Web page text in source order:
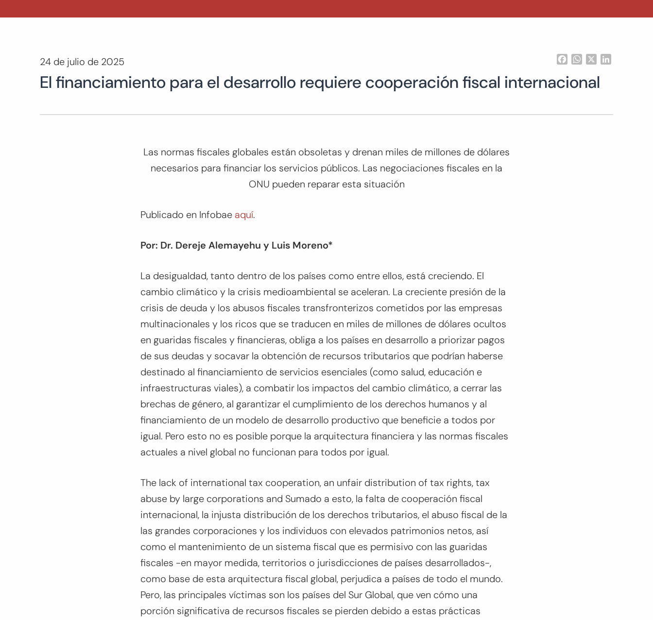
24 de julio de 2025 FacebookWhatsApp
El financiamiento para el desarrollo requiere cooperación fiscal internacional
Las normas fiscales globales están obsoletas y drenan miles de millones de dólares
necesarios para financiar los servicios públicos. Las negociaciones fiscales en la
ONU pueden reparar esta situación
Publicado en Infobae aquí.
Por: Dr. Dereje Alemayehu y Luis Moreno*
La desigualdad, tanto dentro de los países como entre ellos, está creciendo. El
cambio climático y la crisis medioambiental se aceleran. La creciente presión de la
crisis de deuda y los abusos fiscales transfronterizos cometidos por las empresas
multinacionales y los ricos que se traducen en miles de millones de dólares ocultos
en guaridas fiscales y financieras, obliga a los países en desarrollo a priorizar pagos
de sus deudas y socavar la obtención de recursos tributarios que podrían haberse
destinado al financiamiento de servicios esenciales (como salud, educación e
infraestructuras viales), a combatir los impactos del cambio climático, a cerrar las
brechas de género, al garantizar el cumplimiento de los derechos humanos y al
financiamiento de un modelo de desarrollo productivo que beneficie a todos por
igual. Pero esto no es posible porque la arquitectura financiera y las normas fiscales
actuales a nivel global no funcionan para todos por igual.
The lack of international tax cooperation, an unfair distribution of tax rights, tax
abuse by large corporations and Sumado a esto, la falta de cooperación fiscal
internacional, la injusta distribución de los derechos tributarios, el abuso fiscal de la
las grandes corporaciones y los individuos con elevados patrimonios netos, así
como el mantenimiento de un sistema fiscal que es permisivo con las guaridas
fiscales -en mayor medida, territorios o jurisdicciones de países desarrollados-,
como base de esta arquitectura fiscal global, perjudica a países de todo el mundo.
Pero, las principales víctimas son los países del Sur Global, que ven cómo una
porción significativa de recursos fiscales se pierden debido a estas prácticas